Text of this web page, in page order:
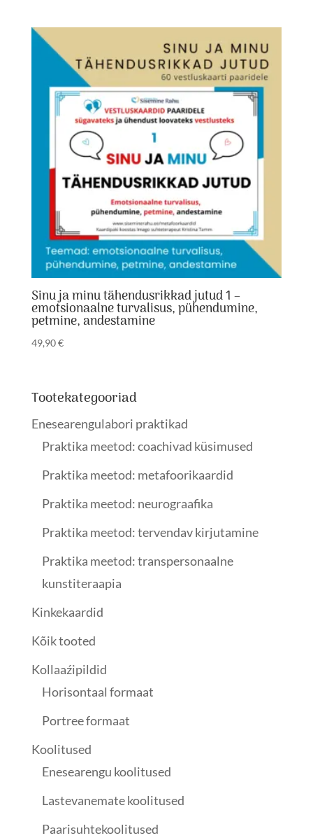
Sinu ja minu tähendusrikkad jutud 1 –
emotsionaalne turvalisus, pühendumine,
petmine, andestamine
49,90€
Tootekategooriad
Enesearengulabori praktikad
Praktika meetod: coachivad küsimused
Praktika meetod: metafoorikaardid
Praktika meetod: neurograafika
Praktika meetod: tervendav kirjutamine
Praktika meetod: transpersonaalne
kunstiteraapia
Kinkekaardid
Kõik tooted
Kollaaźipildid
Horisontaal formaat
Portree formaat
Koolitused
Enesearengu koolitused
Lastevanemate koolitused
Paarisuhtekoolitused